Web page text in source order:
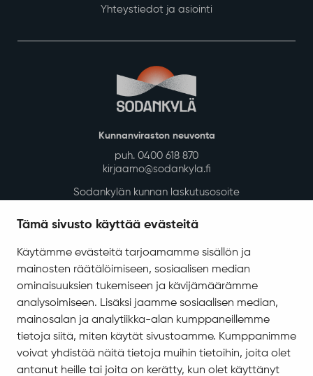
Tämä sivusto käyttää evästeitä
Käytämme evästeitä tarjoamamme sisällön ja
mainosten räätälöimiseen, sosiaalisen median
ominaisuuksien tukemiseen ja kävijämäärämme
analysoimiseen. Lisäksi jaamme sosiaalisen median,
mainosalan ja analytiikka-alan kumppaneillemme
tietoja siitä, miten käytät sivustoamme. Kumppanimme
voivat yhdistää näitä tietoja muihin tietoihin, joita olet
antanut heille tai joita on kerätty, kun olet käyttänyt
Yhteystiedot ja asiointi
Kunnanviraston neuvonta
puh. 0400 618 870
kirjaamo@sodankyla.fi
Sodankylän kunnan laskutusosoite
Asiakirjajulkisuuskuvaus
Evästeiden hallinta
Yhteystiedot
Jäämerentie 1, 99601 Sodankylä
Kaikki yhteystiedot